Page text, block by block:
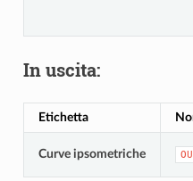
In uscita:
Etichetta
Curve ipsometriche